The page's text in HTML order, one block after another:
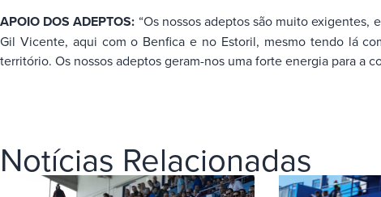
APOIO DOS ADEPTOS: “Os nossos adeptos são muito
Gil Vicente, aqui com o Benfica e no Estoril, mesmo tendo lá
território. Os nossos adeptos geram-nos uma forte energia para a
Notícias Relacionadas